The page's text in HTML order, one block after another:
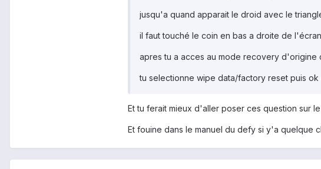
jusqu'a quand apparait le droid avec le
il faut touché le coin en bas a droite de l'écran
apres tu a acces au mode recovery d'origine
tu selectionne wipe data/factory reset puis
Et tu ferait mieux d'aller poser ces question sur
Et fouine dans le manuel du defy si y'a quelque